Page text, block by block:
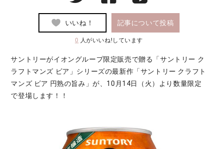
いいね！ 記事について投稿
0 人がいいね!しています
サントリーがイオングループ限定販売で贈る「サントリー ク
ラフトマンズ ビア」シリーズの最新作「サントリー クラフト
マンズ ビア 円熟の旨み」が、10月14日（火）より数量限定
で登場します！！